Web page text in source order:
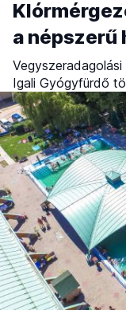
a népszerű
Igali Gyógyfürdő